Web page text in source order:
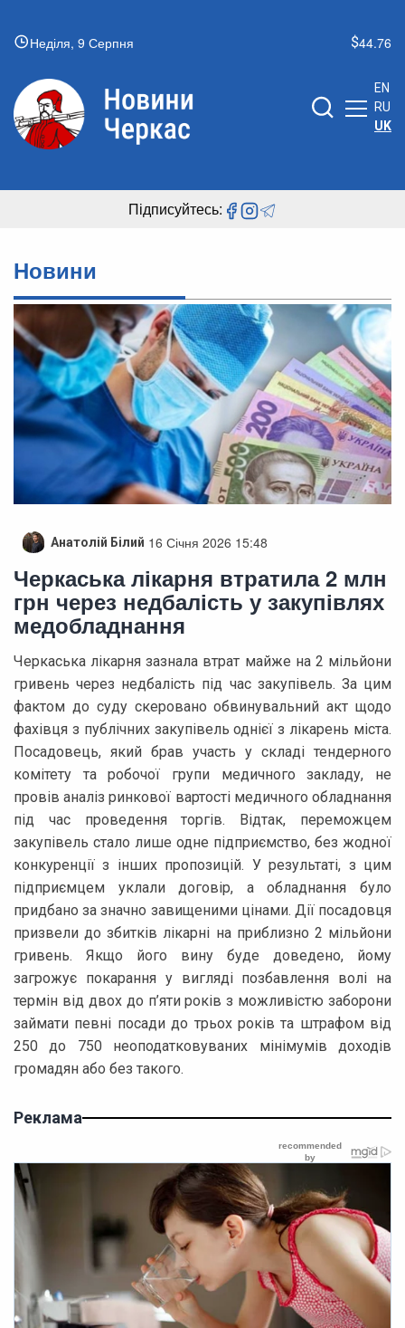
Неділя, 9 Серпня 44.76
EN
RU
UK
Підписуйтесь:
Новини
Анатолій Білий 16 Січня 2026 15:48
Черкаська лікарня втратила 2 млн
грн через недбалість у закупівлях
медобладнання
Черкаська лікарня зазнала втрат майже на 2 мільйони
гривень через недбалість під час закупівель. За цим
фактом до суду скеровано обвинувальний акт щодо
фахівця з публічних закупівель однієї з лікарень міста.
Посадовець, який брав участь у складі тендерного
комітету та робочої групи медичного закладу, не
провів аналіз ринкової вартості медичного обладнання
під час проведення торгів. Відтак, переможцем
закупівель стало лише одне підприємство, без жодної
конкуренції з інших пропозицій. У результаті, з цим
підприємцем уклали договір, а обладнання було
придбано за значно завищеними цінами. Дії посадовця
призвели до збитків лікарні на приблизно 2 мільйони
гривень. Якщо його вину буде доведено, йому
загрожує покарання у вигляді позбавлення волі на
термін від двох до п’яти років з можливістю заборони
займати певні посади до трьох років та штрафом від
250 до 750 неоподатковуваних мінімумів доходів
громадян або без такого.
Реклама